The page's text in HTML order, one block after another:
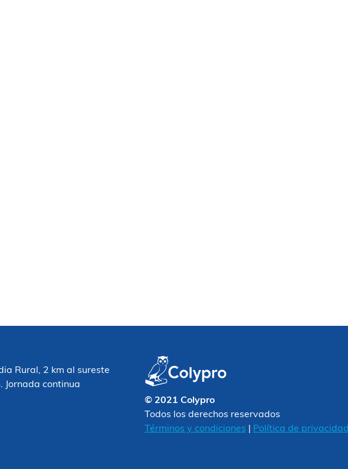
Rural, 2 km al sureste
Jornada continua
© 2021 Colypro
Todos los derechos reservados
Términos y condiciones
Política de privacidad